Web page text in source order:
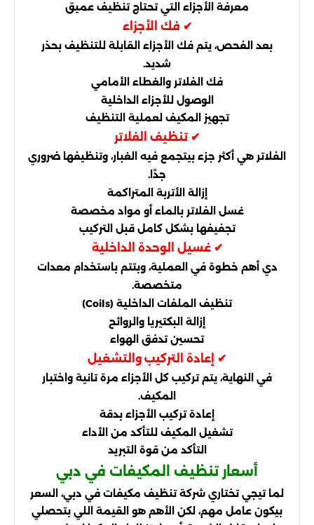
معرفة الأجزاء التي تحتاج تنظيف عميق
✔ فك الأجزاء
بعد الفحص، يتم فك الأجزاء القابلة للتنظيف بحذر
شديد.
فك الفلاتر والغطاء الأمامي
الوصول للأجزاء الداخلية
تجهيز المكيف لعملية التنظيف
✔ تنظيف الفلاتر
الفلاتر هي أكثر جزء بيتجمع فيه الغبار، وتنظيفها ضروري
جدًا.
إزالة الأتربة المتراكمة
غسل الفلاتر بالماء أو مواد مخصصة
تجفيفها بشكل كامل قبل التركيب
✔ غسيل الوحدة الداخلية
دي أهم خطوة في العملية، وبتتم باستخدام معدات
متخصصة.
تنظيف الملفات الداخلية (Coils)
إزالة البكتيريا والروائح
تحسين تدفق الهواء
✔ إعادة التركيب والتشغيل
في النهاية، يتم تركيب كل الأجزاء مرة تانية واختبار
المكيف.
إعادة تركيب الأجزاء بدقة
تشغيل المكيف للتأكد من الأداء
التأكد من قوة التبريد
أسعار تنظيف المكيفات في دبي
لما تيجي تختاري شركة تنظيف مكيفات في دبي، السعر
بيكون عامل مهم، لكن الأهم هو القيمة اللي بتحصلي